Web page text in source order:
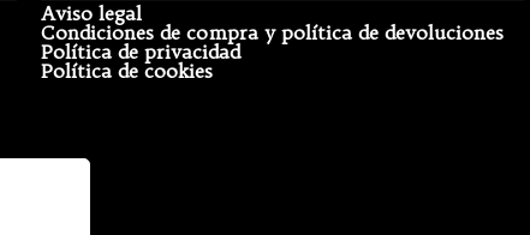
Aviso legal
Condiciones de compra y política de devoluciones
Política de privacidad
Política de cookies